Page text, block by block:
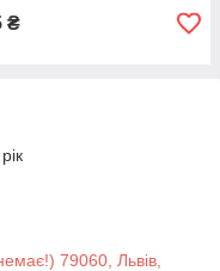
₴
79060, Львів,